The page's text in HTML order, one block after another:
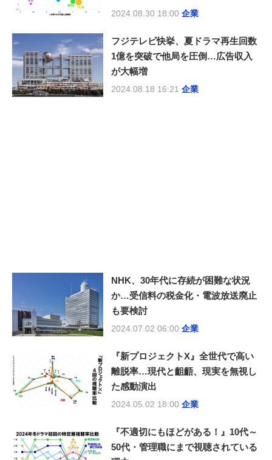
2024.08.30 18:00 企業
フジテレビ快挙、夏ドラマ再生回数
1億を突破で他局を圧倒…広告収入
が大幅増
2024.08.18 16:21 企業
NHK、30年代に存続が困難な状況
か…受信料の税金化・電波放送廃止
も要検討
2024.07.02 06:00 企業
『新プロジェクトX』全世代で高い
離脱率…現代と齟齬、現実を無視し
た感動演出
2024.05.02 18:00 企業
『不適切にもほどがある！』10代～
50代・管理職にまで視聴されている